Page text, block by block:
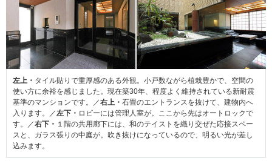
左上・ タイル貼りで重厚感のある外観。小戸数ながら植栽豊かで、空間の
使い方に余裕を感じました。現在築30年、程度よく維持されている新耐震
基準のマンションです。／右上・ 石畳のエントランスを抜けて、建物内へ
入ります。／左下・ ロビーには管理人室が。ここから先はオートロックで
す。／右下・ １階の共用廊下には、和のテイストを織り交ぜた応接スペー
スと、ガラス張りの中庭が。吹き抜けになっているので、明るい光が差し
込みます。